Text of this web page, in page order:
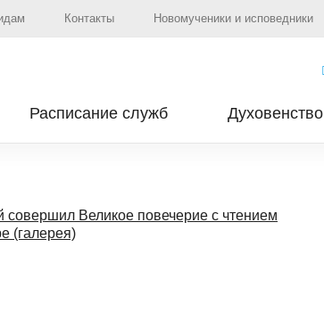
Контакты Новомученики и исповедники
Расписание служб Духовенство
совершил Великое повечерие с чтением
(галерея)